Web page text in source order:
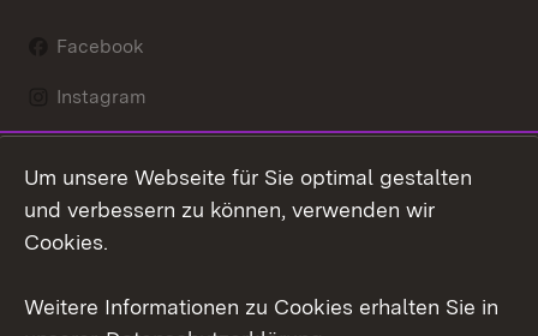
Facebook
Instagram
Mastodon
Youtube
Um unsere Webseite für Sie optimal gestalten
und verbessern zu können, verwenden wir
Cookies.
Weitere Informationen zu Cookies erhalten Sie in